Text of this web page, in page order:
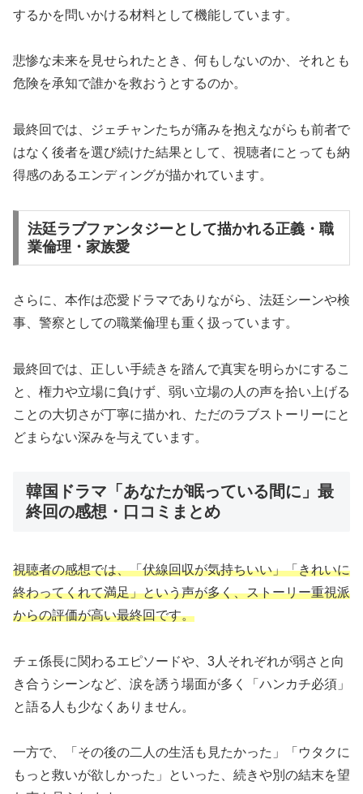
するかを問いかける材料として機能しています。
悲惨な未来を見せられたとき、何もしないのか、それとも
危険を承知で誰かを救おうとするのか。
最終回では、ジェチャンたちが痛みを抱えながらも前者で
はなく後者を選び続けた結果として、視聴者にとっても納
得感のあるエンディングが描かれています。
法廷ラブファンタジーとして描かれる正義・職
業倫理・家族愛
さらに、本作は恋愛ドラマでありながら、法廷シーンや検
事、警察としての職業倫理も重く扱っています。
最終回では、正しい手続きを踏んで真実を明らかにするこ
と、権力や立場に負けず、弱い立場の人の声を拾い上げる
ことの大切さが丁寧に描かれ、ただのラブストーリーにと
どまらない深みを与えています。
韓国ドラマ「あなたが眠っている間に」最
終回の感想・口コミまとめ
視聴者の感想では、「伏線回収が気持ちいい」「きれいに
終わってくれて満足」という声が多く、ストーリー重視派
からの評価が高い最終回です。
チェ係長に関わるエピソードや、3人それぞれが弱さと向
き合うシーンなど、涙を誘う場面が多く「ハンカチ必須」
と語る人も少なくありません。
一方で、「その後の二人の生活も見たかった」「ウタクに
もっと救いが欲しかった」といった、続きや別の結末を望